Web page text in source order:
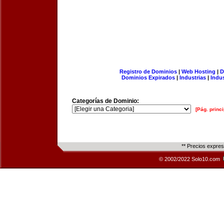
Registro de Dominios| Web Hosting |
Dominios Expirados | Industrias |
Categorías de Dominio:
[Pág.
** Precios
© 2002/2022 Solo10.com